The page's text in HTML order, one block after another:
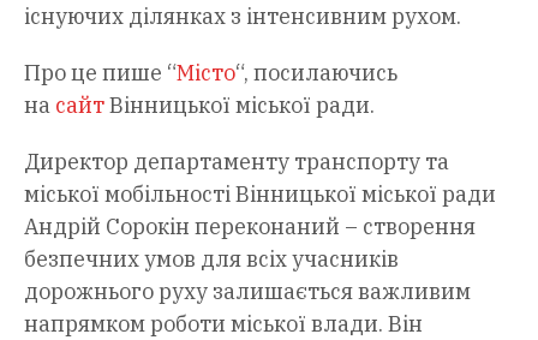
існуючих ділянках з інтенсивним рухом.
Про це пише “Mісто“, посилаючись
на сайтВінницької міської ради.
Директор департаменту транспорту та
міської мобільності Вінницької міської ради
Андрій Сорокін переконаний – створення
безпечних умов для всіх учасників
дорожнього руху залишається важливим
напрямком роботи міської влади. Він